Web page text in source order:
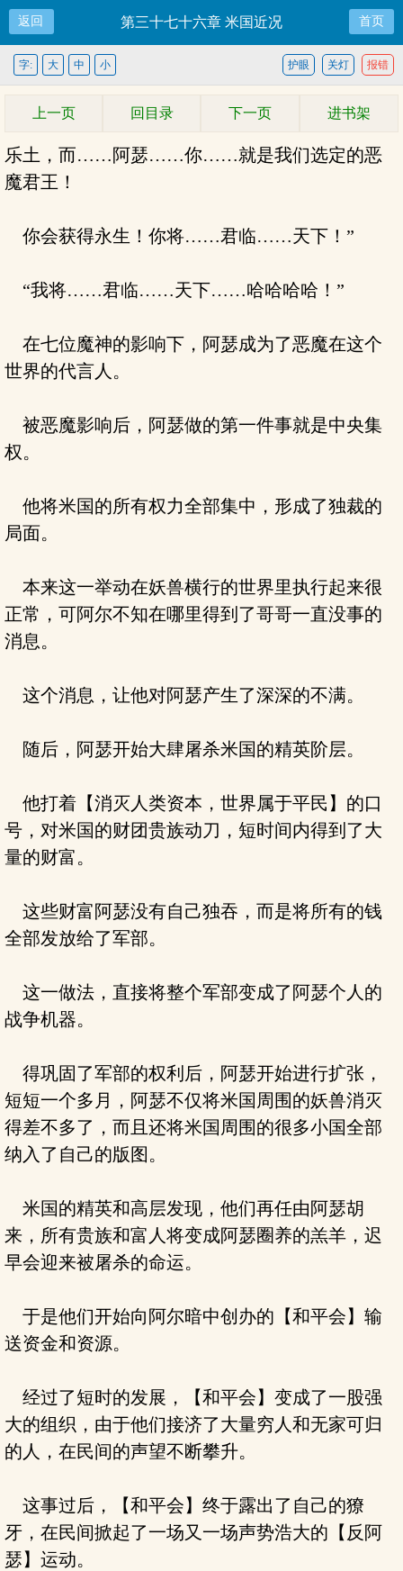
返回 第三十七十六章 米国近况 首页
报错
关灯
护眼
字: 大 中 小
上一页 回目录 下一页 进书架
乐土，而……阿瑟……你……就是我们选定的恶
魔君王！
你会获得永生！你将……君临……天下！”
“我将……君临……天下……哈哈哈哈！”
在七位魔神的影响下，阿瑟成为了恶魔在这个
世界的代言人。
被恶魔影响后，阿瑟做的第一件事就是中央集
权。
他将米国的所有权力全部集中，形成了独裁的
局面。
本来这一举动在妖兽横行的世界里执行起来很
正常，可阿尔不知在哪里得到了哥哥一直没事的
消息。
这个消息，让他对阿瑟产生了深深的不满。
随后，阿瑟开始大肆屠杀米国的精英阶层。
他打着【消灭人类资本，世界属于平民】的口
号，对米国的财团贵族动刀，短时间内得到了大
量的财富。
这些财富阿瑟没有自己独吞，而是将所有的钱
全部发放给了军部。
这一做法，直接将整个军部变成了阿瑟个人的
战争机器。
得巩固了军部的权利后，阿瑟开始进行扩张，
短短一个多月，阿瑟不仅将米国周围的妖兽消灭
得差不多了，而且还将米国周围的很多小国全部
纳入了自己的版图。
米国的精英和高层发现，他们再任由阿瑟胡
来，所有贵族和富人将变成阿瑟圈养的羔羊，迟
早会迎来被屠杀的命运。
于是他们开始向阿尔暗中创办的【和平会】输
送资金和资源。
经过了短时的发展，【和平会】变成了一股强
大的组织，由于他们接济了大量穷人和无家可归
的人，在民间的声望不断攀升。
这事过后，【和平会】终于露出了自己的獠
牙，在民间掀起了一场又一场声势浩大的【反阿
瑟】运动。